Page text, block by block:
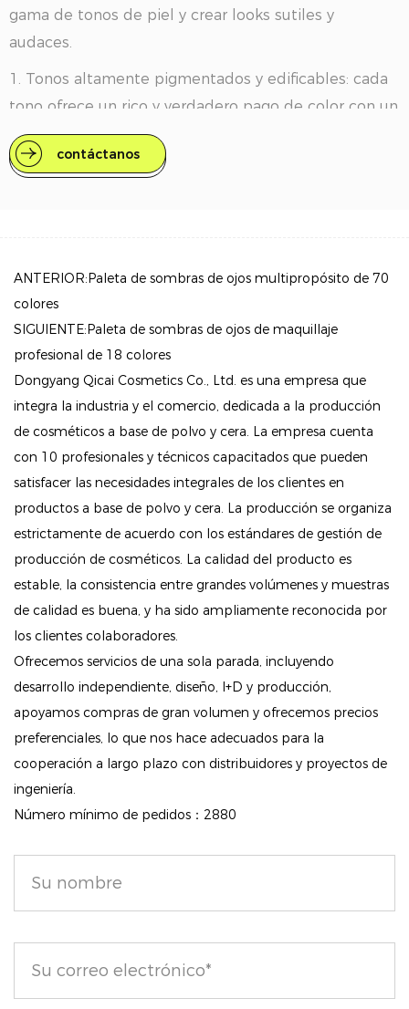
gama de tonos de piel y crear looks sutiles y
audaces.
1. Tonos altamente pigmentados y edificables: cada
tono ofrece un rico y verdadero pago de color con un
solo deslizamiento. Para aquellos que prefieren un
acabado más intenso, los tonos se pueden colocar
su sombra de ojos permanezca vibrante sin manchar
ni desvanecer, por lo que puede usarla con confianza
de la mañana a la noche.
3. Versátil para looks de día a noche: ya sea que
busque un aspecto natural diurno o un estilo
nocturno dramático, esta paleta proporciona todos
los tonos que necesita para hacer una transición sin
problemas entre los dos.
4. No comedogénico: formulado para evitar obstruir
los poros, lo que lo hace adecuado para la piel
sensible.
5. Vegan y sin crueldad: este producto está libre de
ingredientes derivados de animales y no se ha
probado en animales, asegurando la belleza ética.
Con su combinación de tonos neutros y tonos
de 18 colores de tierra natural es una adición
esencial a cualquier colección de maquillaje.
contáctanos
ANTERIOR:Paleta de sombras de ojos multipropósito de 70
colores
SIGUIENTE:Paleta de sombras de ojos de maquillaje
profesional de 18 colores
Dongyang Qicai Cosmetics Co., Ltd. es una empresa que
integra la industria y el comercio, dedicada a la producción
de cosméticos a base de polvo y cera. La empresa cuenta
con 10 profesionales y técnicos capacitados que pueden
satisfacer las necesidades integrales de los clientes en
productos a base de polvo y cera. La producción se organiza
estrictamente de acuerdo con los estándares de gestión de
producción de cosméticos. La calidad del producto es
estable, la consistencia entre grandes volúmenes y muestras
de calidad es buena, y ha sido ampliamente reconocida por
los clientes colaboradores.
Ofrecemos servicios de una sola parada, incluyendo
desarrollo independiente, diseño, I+D y producción,
apoyamos compras de gran volumen y ofrecemos precios
preferenciales, lo que nos hace adecuados para la
cooperación a largo plazo con distribuidores y proyectos de
ingeniería.
Número mínimo de pedidos：2880